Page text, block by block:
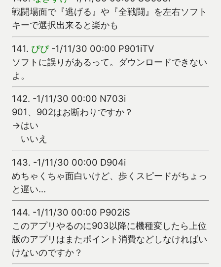
戦闘場面で『逃げる』や『全戦闘』を左右ソフト
キーで選択出来ると楽かも
141. ぴぴ-1/11/30 00:00 P901iTV
ソフトに誤りがあるって。ダウンロードできない
よ。
142. -1/11/30 00:00 N703i
901、902はお断わりですか？
→はい
いいえ
143. -1/11/30 00:00 D904i
めちゃくちゃ面白いけど、歩くスピードがちょっ
と遅い…
144. -1/11/30 00:00 P902iS
このアプリやるのに903以降に機種変したら上位
版のアプリはまたポイント消費などしなければい
けないのですか？